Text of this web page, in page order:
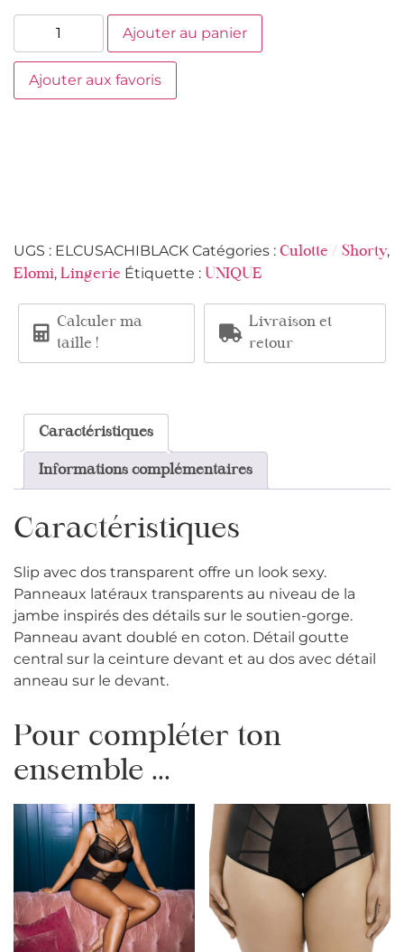
Ajouter au panier
Ajouter aux favoris
UGS : ELCUSACHIBLACK Catégories : Culotte / Shorty,
Elomi, Lingerie Étiquette : UNIQUE
Calculer ma
taille !
Livraison et
retour
Caractéristiques
Informations complémentaires
Caractéristiques
Slip avec dos transparent offre un look sexy.
Panneaux latéraux transparents au niveau de la
jambe inspirés des détails sur le soutien-gorge.
Panneau avant doublé en coton. Détail goutte
central sur la ceinture devant et au dos avec détail
anneau sur le devant.
Pour compléter ton
ensemble ...